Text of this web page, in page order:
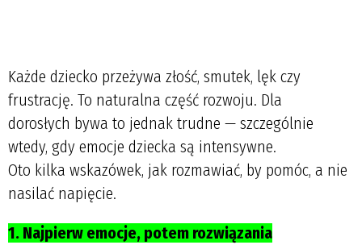
Każde dziecko przeżywa złość, smutek, lęk czy
frustrację. To naturalna część rozwoju. Dla
dorosłych bywa to jednak trudne — szczególnie
wtedy, gdy emocje dziecka są intensywne.
Oto kilka wskazówek, jak rozmawiać, by pomóc, a nie
nasilać napięcie.
1. Najpierw emocje, potem rozwiązania